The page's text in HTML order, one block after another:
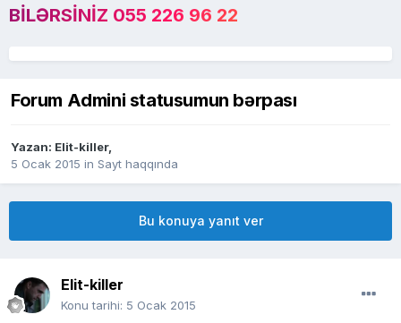
BILƏRSINIZ 055 226 96 22
Forum Admini statusumun bərpası
Yazan: Elit-killer,
5 Ocak 2015 in Sayt haqqında
Bu konuya yanıt ver
Elit-killer
Konu tarihi: 5 Ocak 2015